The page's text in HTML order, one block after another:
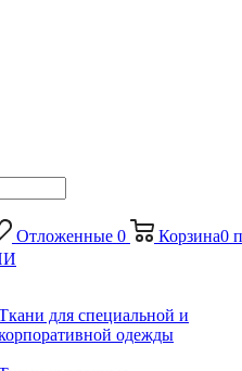
Отложенные 0 Корзина0
для специальной и
одежды